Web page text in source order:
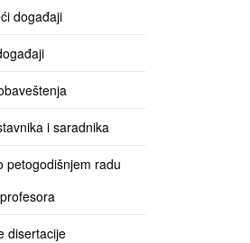
događaji
i saradnika
petogodišnjem radu
disertacije